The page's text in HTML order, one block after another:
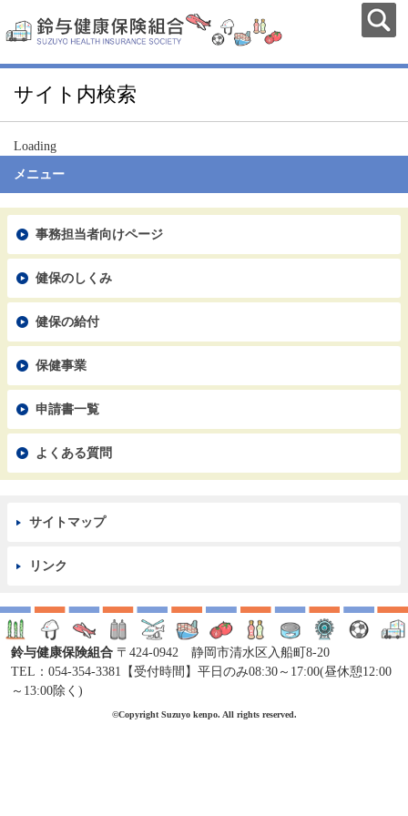
サイト内検索
Loading
メニュー
事務担当者向けページ
健保のしくみ
健保の給付
保健事業
申請書一覧
よくある質問
サイトマップ
リンク
鈴与健康保険組合 〒424-0942 静岡市清水区入船町8-20
TEL：054-354-3381【受付時間】平日のみ08:30～17:00(昼休憩12:00
～13:00除く)
©Copyright Suzuyo kenpo. All rights reserved.